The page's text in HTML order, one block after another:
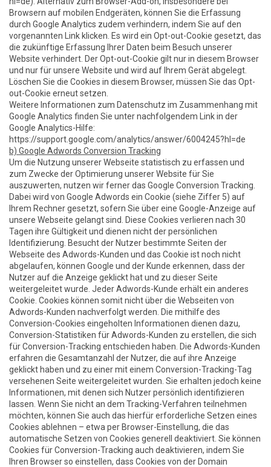
Browsern auf mobilen Endgeräten, können Sie die Erfassung
durch Google Analytics zudem verhindern, indem Sie auf den
vorgenannten Link klicken. Es wird ein Opt-out-Cookie gesetzt, das
die zukünftige Erfassung Ihrer Daten beim Besuch unserer
Website verhindert. Der Opt-out-Cookie gilt nur in diesem Browser
und nur für unsere Website und wird auf Ihrem Gerät abgelegt.
Löschen Sie die Cookies in diesem Browser, müssen Sie das Opt-
out-Cookie erneut setzen.
Weitere Informationen zum Datenschutz im Zusammenhang mit
Google Analytics finden Sie unter nachfolgendem Link in der
Google Analytics-Hilfe:
https://support.google.com/analytics/answer/6004245?hl=de
b) Google Adwords Conversion Tracking
Um die Nutzung unserer Webseite statistisch zu erfassen und
zum Zwecke der Optimierung unserer Website für Sie
auszuwerten, nutzen wir ferner das Google Conversion Tracking.
Dabei wird von Google Adwords ein Cookie (siehe Ziffer 5) auf
Ihrem Rechner gesetzt, sofern Sie über eine Google-Anzeige auf
unsere Webseite gelangt sind. Diese Cookies verlieren nach 30
Tagen ihre Gültigkeit und dienen nicht der persönlichen
Identifizierung. Besucht der Nutzer bestimmte Seiten der
Webseite des Adwords-Kunden und das Cookie ist noch nicht
abgelaufen, können Google und der Kunde erkennen, dass der
Nutzer auf die Anzeige geklickt hat und zu dieser Seite
weitergeleitet wurde. Jeder Adwords-Kunde erhält ein anderes
Cookie. Cookies können somit nicht über die Webseiten von
Adwords-Kunden nachverfolgt werden. Die mithilfe des
Conversion-Cookies eingeholten Informationen dienen dazu,
Conversion-Statistiken für Adwords-Kunden zu erstellen, die sich
für Conversion-Tracking entschieden haben. Die Adwords-Kunden
erfahren die Gesamtanzahl der Nutzer, die auf ihre Anzeige
geklickt haben und zu einer mit einem Conversion-Tracking-Tag
versehenen Seite weitergeleitet wurden. Sie erhalten jedoch keine
Informationen, mit denen sich Nutzer persönlich identifizieren
lassen. Wenn Sie nicht an dem Tracking-Verfahren teilnehmen
möchten, können Sie auch das hierfür erforderliche Setzen eines
Cookies ablehnen – etwa per Browser-Einstellung, die das
automatische Setzen von Cookies generell deaktiviert. Sie können
Cookies für Conversion-Tracking auch deaktivieren, indem Sie
Ihren Browser so einstellen, dass Cookies von der Domain